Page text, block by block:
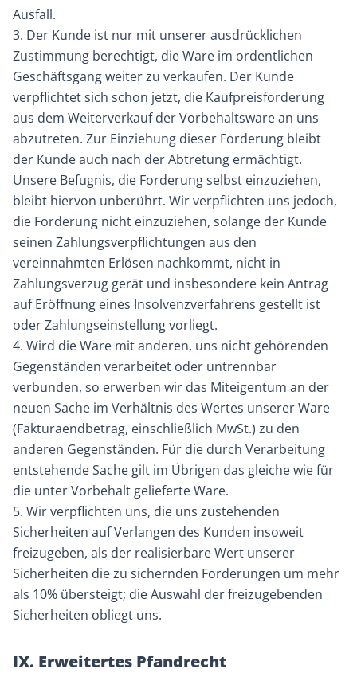
Ausfall.
3. Der Kunde ist nur mit unserer ausdrücklichen
Zustimmung berechtigt, die Ware im ordentlichen
Geschäftsgang weiter zu verkaufen. Der Kunde
verpflichtet sich schon jetzt, die Kaufpreisforderung
aus dem Weiterverkauf der Vorbehaltsware an uns
abzutreten. Zur Einziehung dieser Forderung bleibt
der Kunde auch nach der Abtretung ermächtigt.
Unsere Befugnis, die Forderung selbst einzuziehen,
bleibt hiervon unberührt. Wir verpflichten uns jedoch,
die Forderung nicht einzuziehen, solange der Kunde
seinen Zahlungsverpflichtungen aus den
vereinnahmten Erlösen nachkommt, nicht in
Zahlungsverzug gerät und insbesondere kein Antrag
auf Eröffnung eines Insolvenzverfahrens gestellt ist
oder Zahlungseinstellung vorliegt.
4. Wird die Ware mit anderen, uns nicht gehörenden
Gegenständen verarbeitet oder untrennbar
verbunden, so erwerben wir das Miteigentum an der
neuen Sache im Verhältnis des Wertes unserer Ware
(Fakturaendbetrag, einschließlich MwSt.) zu den
anderen Gegenständen. Für die durch Verarbeitung
entstehende Sache gilt im Übrigen das gleiche wie für
die unter Vorbehalt gelieferte Ware.
5. Wir verpflichten uns, die uns zustehenden
Sicherheiten auf Verlangen des Kunden insoweit
freizugeben, als der realisierbare Wert unserer
Sicherheiten die zu sichernden Forderungen um mehr
als 10% übersteigt; die Auswahl der freizugebenden
Sicherheiten obliegt uns.
IX. Erweitertes Pfandrecht